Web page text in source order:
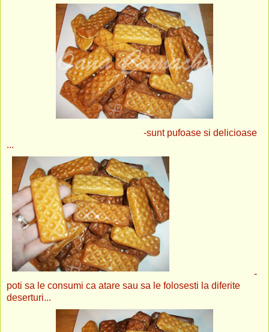
-sunt pufoase si delicioase
...
-
poti sa le consumi ca atare sau sa le folosesti la diferite
deserturi...